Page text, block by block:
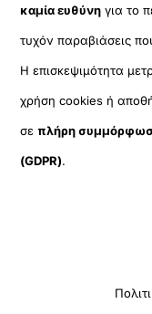
καμία ευθύνη για το
τυχόν παραβιάσεις
Η επισκεψιμότητα
χρήση cookies ή
σεπλήρη
(GDPR).